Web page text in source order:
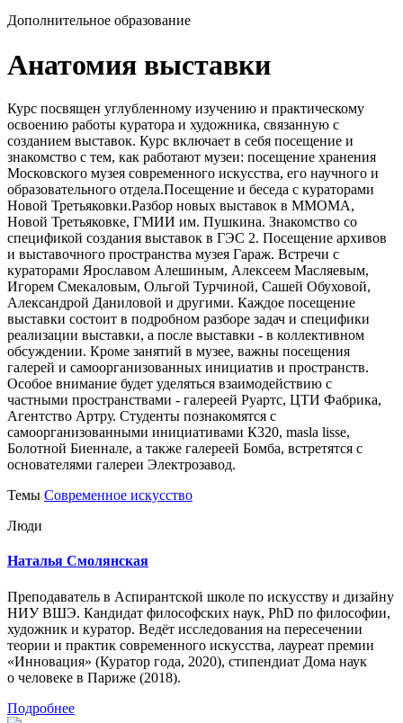
Дополнительное образование
Анатомия выставки
Курс посвящен углубленному изучению и практическому
освоению работы куратора и художника, связанную с
созданием выставок. Курс включает в себя посещение и
знакомство с тем, как работают музеи: посещение хранения
Московского музея современного искусства, его научного и
образовательного отдела.Посещение и беседа с кураторами
Новой Третьяковки.Разбор новых выставок в ММОМА,
Новой Третьяковке, ГМИИ им. Пушкина. Знакомство со
спецификой создания выставок в ГЭС 2. Посещение архивов
и выставочного пространства музея Гараж. Встречи с
кураторами Ярославом Алешиным, Алексеем Масляевым,
Игорем Смекаловым, Ольгой Турчиной, Сашей Обуховой,
Александрой Даниловой и другими. Каждое посещение
выставки состоит в подробном разборе задач и специфики
реализации выставки, а после выставки - в коллективном
обсуждении. Кроме занятий в музее, важны посещения
галерей и самоорганизованных инициатив и пространств.
Особое внимание будет уделяться взаимодействию с
частными пространствами - галереей Руартс, ЦТИ Фабрика,
Агентство Артру. Студенты познакомятся с
самоорганизованными инициативами К320, masla lisse,
Болотной Биеннале, а также галереей Бомба, встретятся с
основателями галереи Электрозавод.
Темы Современное искусство
Люди
Наталья Смолянская
Преподаватель в Аспирантской школе по искусству и дизайну
НИУ ВШЭ. Кандидат философских наук, PhD по философии,
художник и куратор. Ведёт исследования на пересечении
теории и практик современного искусства, лауреат премии
«Инновация» (Куратор года, 2020), стипендиат Дома наук
о человеке в Париже (2018).
Подробнее